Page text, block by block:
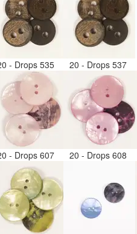
- Drops 535 20 - Drops 537
- Drops 607 20 - Drops 608